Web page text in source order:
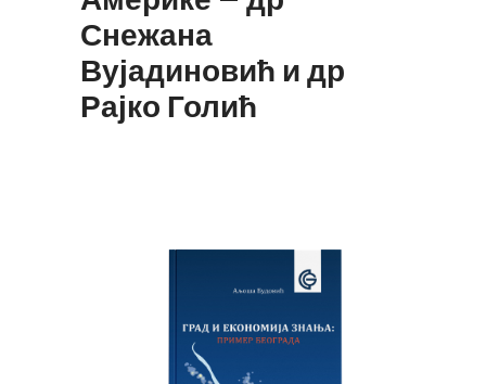
Снежана
Вујадиновић и др
Рајко Голић